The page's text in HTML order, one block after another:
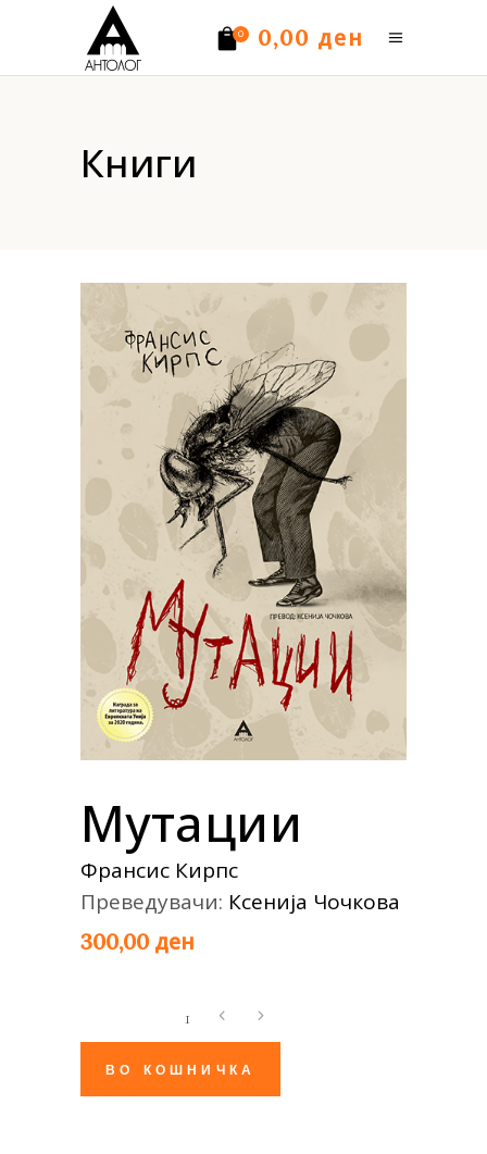
0 0,00 ден
Книги
Мутации
Франсис Кирпс
Преведувачи: Ксенија Чочкова
300,00 ден
ВО КОШНИЧКА